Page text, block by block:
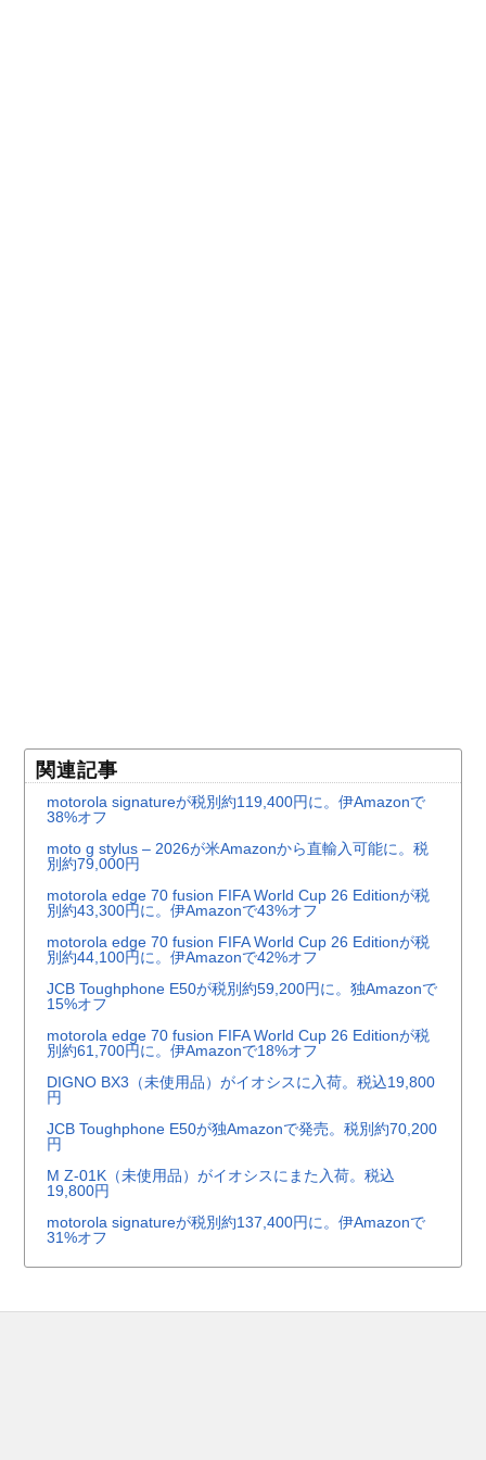
関連記事
motorola signatureが税別約119,400円に。伊Amazonで
38%オフ
moto g stylus – 2026が米Amazonから直輸入可能に。税
別約79,000円
motorola edge 70 fusion FIFA World Cup 26 Editionが税
別約43,300円に。伊Amazonで43%オフ
motorola edge 70 fusion FIFA World Cup 26 Editionが税
別約44,100円に。伊Amazonで42%オフ
JCB Toughphone E50が税別約59,200円に。独Amazonで
15%オフ
motorola edge 70 fusion FIFA World Cup 26 Editionが税
別約61,700円に。伊Amazonで18%オフ
DIGNO BX3（未使用品）がイオシスに入荷。税込19,800
円
JCB Toughphone E50が独Amazonで発売。税別約70,200
円
M Z-01K（未使用品）がイオシスにまた入荷。税込
19,800円
motorola signatureが税別約137,400円に。伊Amazonで
31%オフ